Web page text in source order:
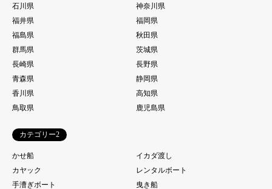
石川県
神奈川県
福井県
福岡県
福島県
秋田県
群馬県
茨城県
長崎県
長野県
青森県
静岡県
香川県
高知県
鳥取県
鹿児島県
カテゴリー2
かせ船
イカダ渡し
カヤック
レンタルボート
手漕ぎボート
曳き船